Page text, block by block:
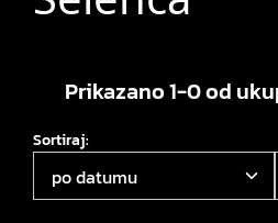
Prikazano 1-0 od
Sortiraj:
po datumu